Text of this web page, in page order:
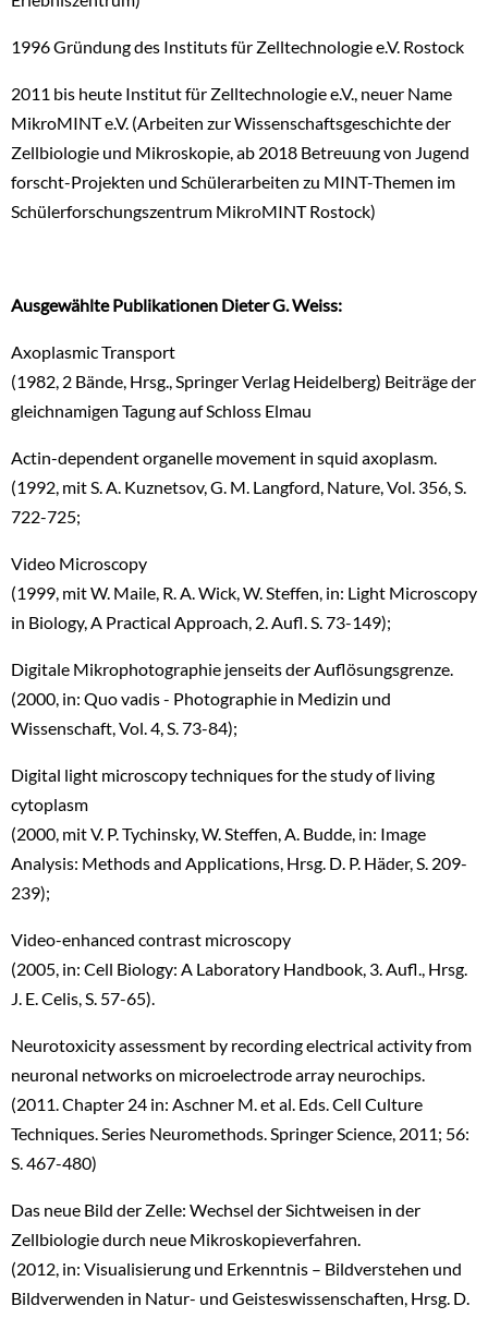
1996 Gründung des Instituts für Zelltechnologie e.V. Rostock
2011 bis heute Institut für Zelltechnologie e.V., neuer Name
MikroMINT e.V. (Arbeiten zur Wissenschaftsgeschichte der
Zellbiologie und Mikroskopie, ab 2018 Betreuung von Jugend
forscht-Projekten und Schülerarbeiten zu MINT-Themen im
Schülerforschungszentrum MikroMINT Rostock)
Ausgewählte Publikationen Dieter G. Weiss:
Axoplasmic Transport
(1982, 2 Bände, Hrsg., Springer Verlag Heidelberg) Beiträge der
gleichnamigen Tagung auf Schloss Elmau
Actin-dependent organelle movement in squid axoplasm.
(1992, mit S. A. Kuznetsov, G. M. Langford, Nature, Vol. 356, S.
722-725;
Video Microscopy
(1999, mit W. Maile, R. A. Wick, W. Steffen, in: Light Microscopy
in Biology, A Practical Approach, 2. Aufl. S. 73-149);
Digitale Mikrophotographie jenseits der Auflösungsgrenze.
(2000, in: Quo vadis - Photographie in Medizin und
Wissenschaft, Vol. 4, S. 73-84);
Digital light microscopy techniques for the study of living
cytoplasm
(2000, mit V. P. Tychinsky, W. Steffen, A. Budde, in: Image
Analysis: Methods and Applications, Hrsg. D. P. Häder, S. 209-
239);
Video-enhanced contrast microscopy
(2005, in: Cell Biology: A Laboratory Handbook, 3. Aufl., Hrsg.
J. E. Celis, S. 57-65).
Neurotoxicity assessment by recording electrical activity from
neuronal networks on microelectrode array neurochips.
(2011. Chapter 24 in: Aschner M. et al. Eds. Cell Culture
Techniques. Series Neuromethods. Springer Science, 2011; 56:
S. 467-480)
Das neue Bild der Zelle: Wechsel der Sichtweisen in der
Zellbiologie durch neue Mikroskopieverfahren.
(2012, in: Visualisierung und Erkenntnis – Bildverstehen und
Bildverwenden in Natur- und Geisteswissenschaften, Hrsg. D.